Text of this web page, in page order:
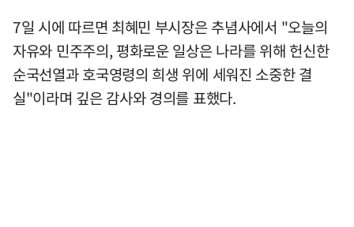
7일 시에 따르면 최혜민 부시장은 추념사에서 "오늘의
자유와 민주주의, 평화로운 일상은 나라를 위해 헌신한
순국선열과 호국영령의 희생 위에 세워진 소중한 결
실"이라며 깊은 감사와 경의를 표했다.